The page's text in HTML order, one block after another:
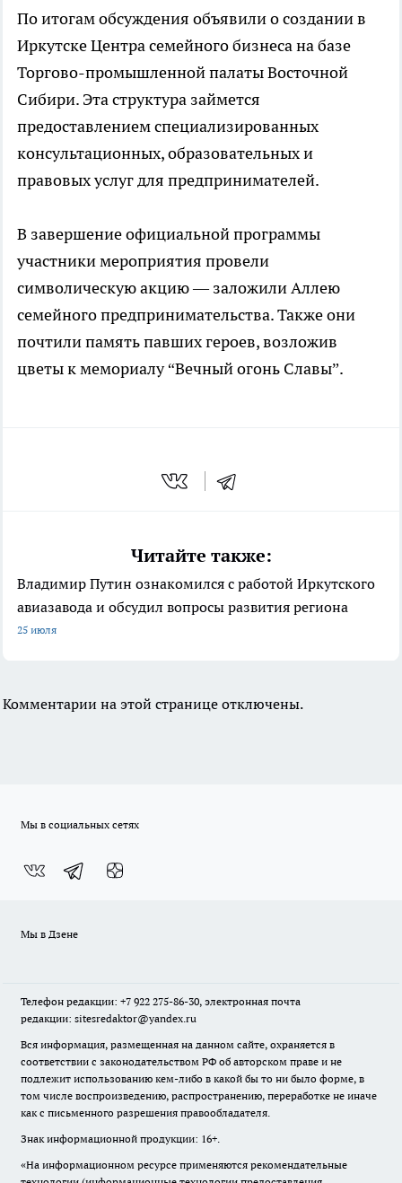
По итогам обсуждения объявили о создании в
Иркутске Центра семейного бизнеса на базе
Торгово-промышленной палаты Восточной
Сибири. Эта структура займется
предоставлением специализированных
консультационных, образовательных и
правовых услуг для предпринимателей.
В завершение официальной программы
участники мероприятия провели
символическую акцию — заложили Аллею
семейного предпринимательства. Также они
почтили память павших героев, возложив
цветы к мемориалу “Вечный огонь Славы”.
Читайте также:
Владимир Путин ознакомился с работой Иркутского
авиазавода и обсудил вопросы развития региона
25 июля
Комментарии на этой странице отключены.
Мы в социальных сетях
Мы в Дзене
Телефон редакции: +7 922 275-86-30, электронная почта
редакции: sitesredaktor@yandex.ru
Вся информация, размещенная на данном сайте, охраняется в
соответствии с законодательством РФ об авторском праве и не
подлежит использованию кем-либо в какой бы то ни было форме, в
том числе воспроизведению, распространению, переработке не иначе
как с письменного разрешения правообладателя.
Знак информационной продукции: 16+.
«На информационном ресурсе применяются рекомендательные